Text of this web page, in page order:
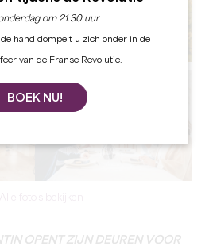
OPENT ZIJN DEUREN VOOR
om 21.30 uur
hand dompelt u zich onder in de
van de Franse Revolutie.
BOEK NU!